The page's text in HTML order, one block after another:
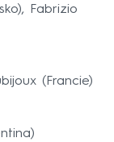
Fabrizio
(Francie)